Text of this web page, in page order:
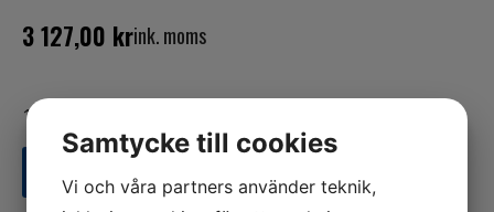
3 127,00 krink. moms
1 i lager
LÄGG TILL I VARUKORG
Samtycke till cookies
Vi och våra partners använder teknik,